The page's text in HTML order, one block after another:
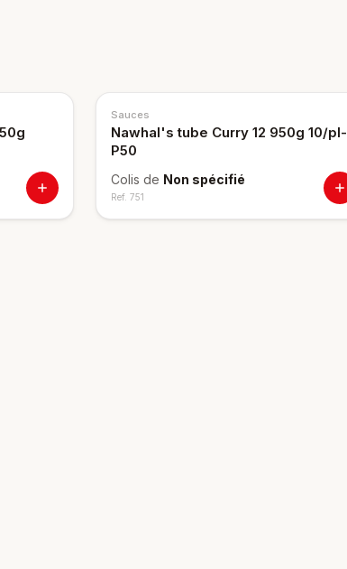
Sauces
Nawhal's tube Curry 12 950g 10/pl-
P50
Colis de Non spécifié
Ref. 751